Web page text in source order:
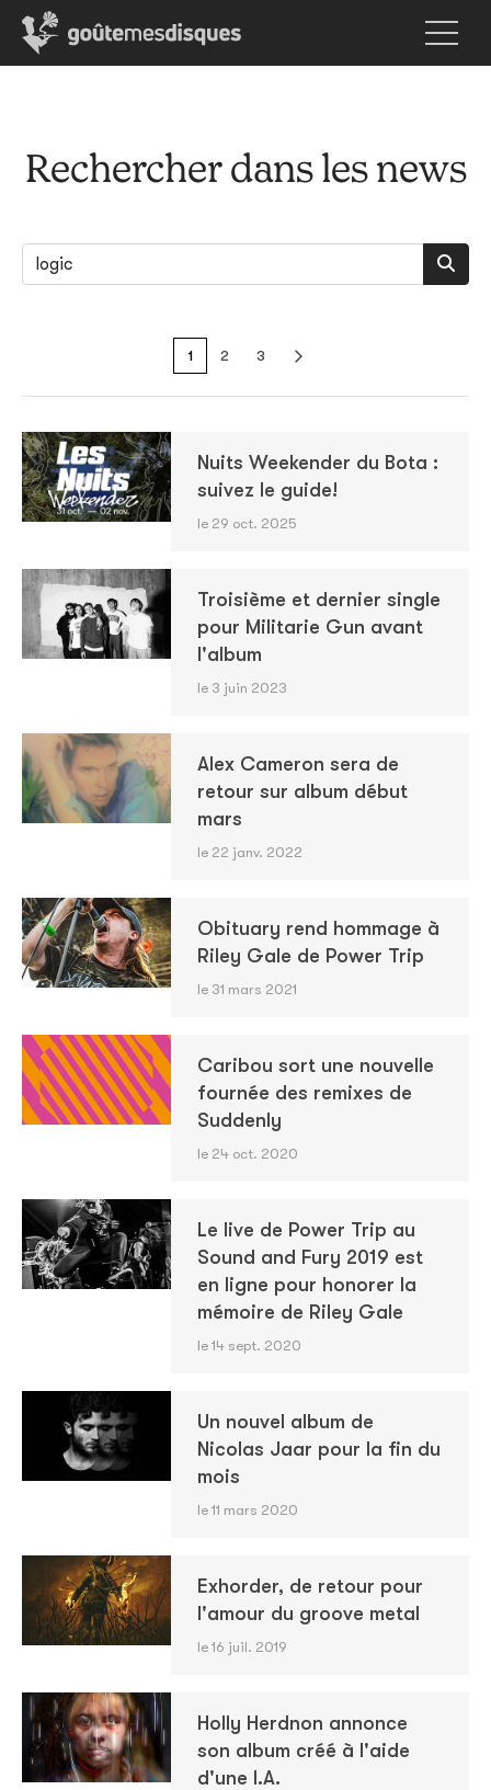
Rechercher dans les news
1 2 3
Nuits Weekender du Bota :
suivez le guide!
le 29 oct. 2025
Troisième et dernier single
pour Militarie Gun avant
l'album
le 3 juin 2023
Alex Cameron sera de
retour sur album début
mars
le 22 janv. 2022
Obituary rend hommage à
Riley Gale de Power Trip
le 31 mars 2021
Caribou sort une nouvelle
fournée des remixes de
Suddenly
le 24 oct. 2020
Le live de Power Trip au
Sound and Fury 2019 est
en ligne pour honorer la
mémoire de Riley Gale
le 14 sept. 2020
Un nouvel album de
Nicolas Jaar pour la fin du
mois
le 11 mars 2020
Exhorder, de retour pour
l'amour du groove metal
le 16 juil. 2019
Holly Herdnon annonce
son album créé à l'aide
d'une I.A.